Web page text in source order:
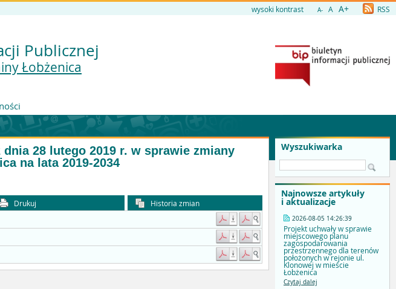
wysoki kontrast A- A A+ RSS
Publicznej
Łobżenica
Wyszukiwarka
Najnowsze artykuły
i aktualizacje
2026-08-05 14:26:39
Projekt uchwały w sprawie
miejscowego planu
zagospodarowania
przestrzennego dla terenów
położonych w rejonie ul.
Klonowej w mieście
Łobżenica
Czytaj dalej
28 lutego 2019 r. w sprawie zmiany
na lata 2019-2034
Drukuj
Historia zmian